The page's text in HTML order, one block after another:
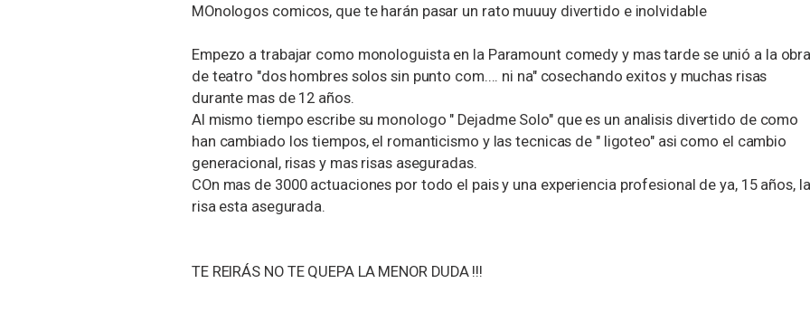
MOnologos comicos, que te harán pasar un rato muuuy divertido e inolvidable
Empezo a trabajar como monologuista en la Paramount comedy y mas tarde se unió a la
de teatro "dos hombres solos sin punto com.... ni na" cosechando exitos y muchas risas
durante mas de 12 años.
Al mismo tiempo escribe su monologo " Dejadme Solo" que es un analisis divertido de como
han cambiado los tiempos, el romanticismo y las tecnicas de " ligoteo" asi como el cambio
generacional, risas y mas risas aseguradas.
COn mas de 3000 actuaciones por todo el pais y una experiencia profesional de ya, 15 años, la
risa esta asegurada.
TE REIRÁS NO TE QUEPA LA MENOR DUDA !!!